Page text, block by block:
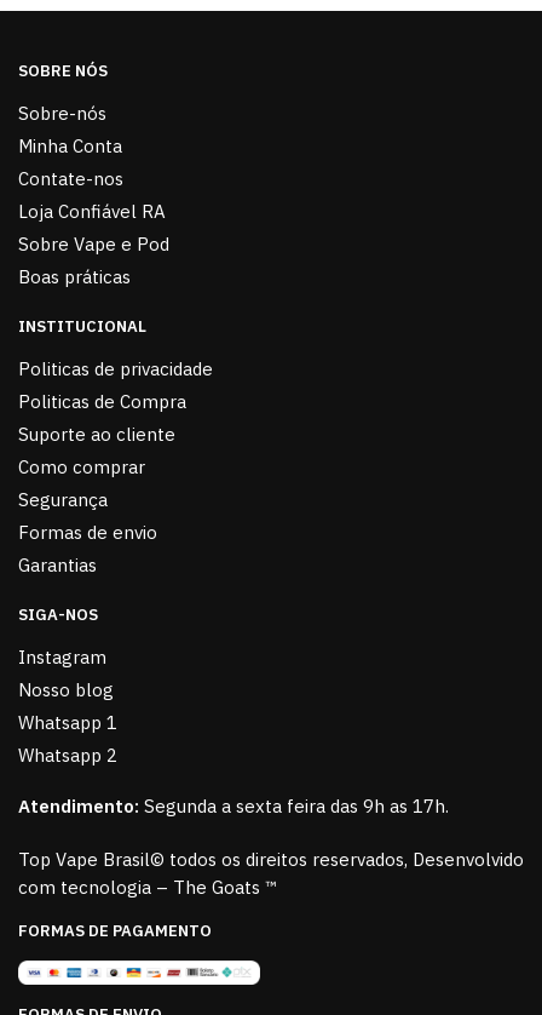
SOBRE NÓS
Sobre-nós
Minha Conta
Contate-nos
Loja Confiável RA
Sobre Vape e Pod
Boas práticas
INSTITUCIONAL
Politicas de privacidade
Politicas de Compra
Suporte ao cliente
Como comprar
Segurança
Formas de envio
Garantias
SIGA-NOS
Instagram
Nosso blog
Whatsapp 1
Whatsapp 2
Atendimento: Segunda a sexta feira das 9h as 17h.
Top Vape Brasil© todos os direitos reservados, Desenvolvido
com tecnologia – The Goats ™
FORMAS DE PAGAMENTO